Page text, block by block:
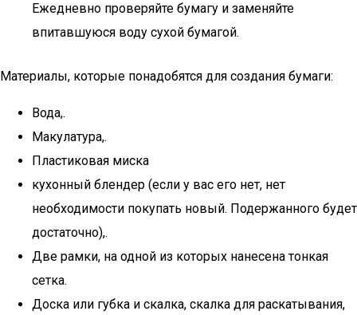
Ежедневно проверяйте бумагу и заменяйте
впитавшуюся воду сухой бумагой.
Материалы, которые понадобятся для создания бумаги:
Вода,.
Макулатура,.
Пластиковая миска
кухонный блендер (если у вас его нет, нет
необходимости покупать новый. Подержанного будет
достаточно),.
Две рамки, на одной из которых нанесена тонкая
сетка.
Доска или губка и скалка, скалка для раскатывания,